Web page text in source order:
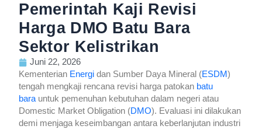
Pemerintah Kaji Revisi
Harga DMO Batu Bara
Sektor Kelistrikan
Juni 22, 2026
Kementerian Energi dan Sumber Daya Mineral (ESDM)
tengah mengkaji rencana revisi harga patokan batu
barauntuk pemenuhan kebutuhan dalam negeri atau
Domestic Market Obligation (DMO). Evaluasi ini dilakukan
demi menjaga keseimbangan antara keberlanjutan industri